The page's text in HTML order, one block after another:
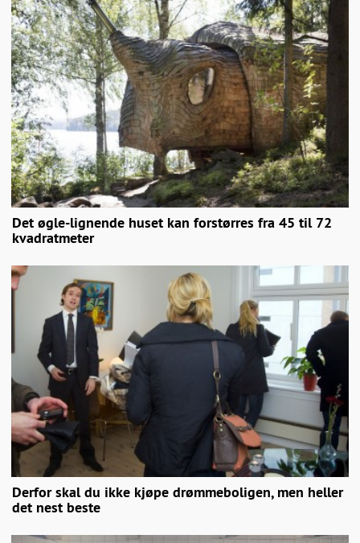
Det øgle-lignende huset kan forstørres fra 45 til 72
kvadratmeter
Derfor skal du ikke kjøpe drømmeboligen, men heller
det nest beste